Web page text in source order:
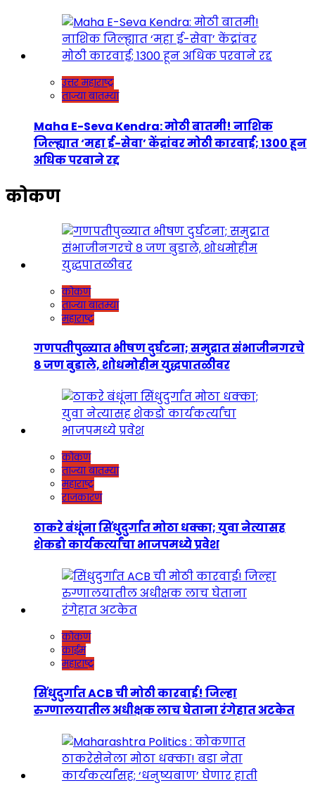
उत्तर महाराष्ट्र
ताज्या बातम्या
Maha E-Seva Kendra: मोठी बातमी! नाशिक
जिल्ह्यात ‘महा ई-सेवा’ केंद्रांवर मोठी कारवाई; 1300 हून
अधिक परवाने रद्द
कोकण
कोकण
ताज्या बातम्या
महाराष्ट्र
गणपतीपुळ्यात भीषण दुर्घटना; समुद्रात संभाजीनगरचे
८ जण बुडाले, शोधमोहीम युद्धपातळीवर
कोकण
ताज्या बातम्या
महाराष्ट्र
राजकारण
ठाकरे बंधूंना सिंधुदुर्गात मोठा धक्का; युवा नेत्यासह
शेकडो कार्यकर्त्यांचा भाजपमध्ये प्रवेश
कोकण
क्राईम
महाराष्ट्र
सिंधुदुर्गात ACB ची मोठी कारवाई! जिल्हा
रुग्णालयातील अधीक्षक लाच घेताना रंगेहात अटकेत